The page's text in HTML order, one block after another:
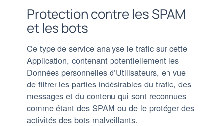
Protection contre les SPAM
et les bots
Ce type de service analyse le trafic sur cette
Application, contenant potentiellement les
Données personnelles d’Utilisateurs, en vue
de filtrer les parties indésirables du trafic, des
messages et du contenu qui sont reconnues
comme étant des SPAM ou de le protéger des
activités des bots malveillants.